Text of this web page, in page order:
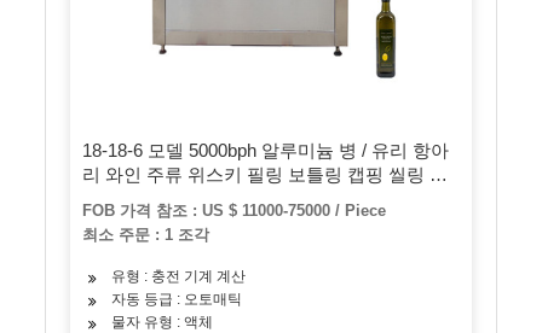
18-18-6 모델 5000bph 알루미늄 병 / 유리 항아
리 와인 주류 위스키 필링 보틀링 캡핑 씰링 장
비 기계 가격
FOB 가격 참조 : US $ 11000-75000 / Piece
최소 주문 : 1 조각
유형 : 충전 기계 계산
자동 등급 : 오토매틱
물자 유형 : 액체